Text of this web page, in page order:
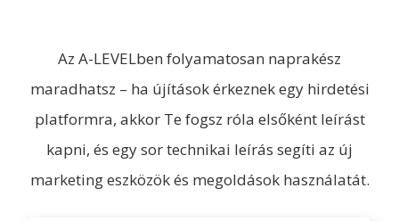
Az A-LEVELben folyamatosan naprakész
maradhatsz – ha újítások érkeznek egy hirdetési
platformra, akkor Te fogsz róla elsőként leírást
kapni, és egy sor technikai leírás segíti az új
marketing eszközök és megoldások használatát.